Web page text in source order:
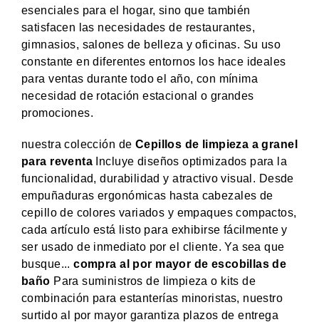
esenciales para el hogar, sino que también
satisfacen las necesidades de restaurantes,
gimnasios, salones de belleza y oficinas. Su uso
constante en diferentes entornos los hace ideales
para ventas durante todo el año, con mínima
necesidad de rotación estacional o grandes
promociones.
nuestra colección de Cepillos de limpieza a granel
para reventa Incluye diseños optimizados para la
funcionalidad, durabilidad y atractivo visual. Desde
empuñaduras ergonómicas hasta cabezales de
cepillo de colores variados y empaques compactos,
cada artículo está listo para exhibirse fácilmente y
ser usado de inmediato por el cliente. Ya sea que
busque...compra al por mayor de escobillas de
baño Para suministros de limpieza o kits de
combinación para estanterías minoristas, nuestro
surtido al por mayor garantiza plazos de entrega